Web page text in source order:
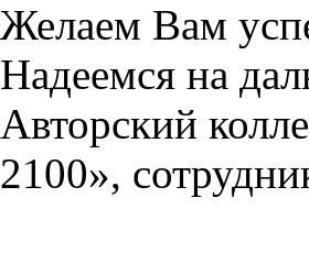
Желаем Вам
Надеемся на
Авторский
2100»,